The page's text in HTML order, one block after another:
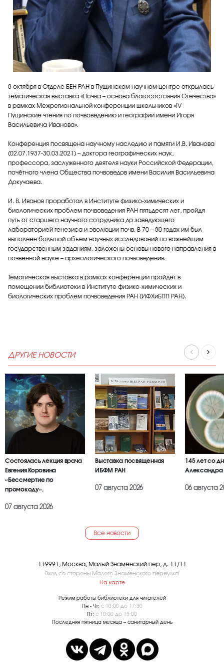
8 октября в Отделе БЕН РАН в Пущинском научном центре открылась
тематическая выставка «Почва – основа благосостояния Отечества»
в рамках Межрегиональной конференции школьников «IV
Пущинские чтения по почвоведению и географии имени Игоря
Васильевича Иванова».
Конференция посвящена научному наследию и памяти И.В. Иванова
(02.07.1937-30.03.2021) – доктора географических наук,
профессора, заслуженного деятеля науки Российской Федерации,
почётного члена Общества почвоведов имени Василия Васильевича
Докучаева.
И. В. Иванов проработал в Институте физико-химических и
биологических проблем почвоведения РАН пятьдесят лет, пройдя
путь от старшего научного сотрудника до заведующего
лабораторией генезиса и эволюции почв. В 70 – 80 годах им был
выполнен большой объем научных исследований по важнейшим
государственным заданиям, заложены основы нового направления в
почвенной науке – археологического почвоведения.
Тематическая выставка в рамках конференции пройдет в
помещении библиотеки в Институте физико-химических и
биологических проблем почвоведения РАН (ИФХиБПП РАН).
ДРУГИЕ НОВОСТИ
Состоялась лекция врача
Евгения Коровина
«Бессмертие по
промокоду».
07 августа 2026
Выставка посвященная
ИБФМ РАН
07 августа 2026
145 лет со
Александра
06 августа
Все новости
119991, Москва, Малый Знаменский пер, д. 11/11
Вход со стороны Малого Знаменского переулка
На карте
Режим работы библиотеки для читателей
Пн - Чт: с 10:00 до 17:30
Пт: с 10:00 до 15:00
Последняя пятница месяца – санитарный день